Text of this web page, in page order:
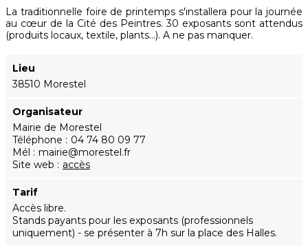
La traditionnelle foire de printemps s'installera pour la journée
au cœur de la Cité des Peintres. 30 exposants sont attendus
(produits locaux, textile, plants...). A ne pas manquer.
Lieu
38510 Morestel
Organisateur
Mairie de Morestel
Téléphone
04 74 80 09 77
Mél
mairie@morestel.fr
Site web
accès
Tarif
Accès libre.
Stands payants pour les exposants (professionnels
uniquement) - se présenter à 7h sur la place des Halles.